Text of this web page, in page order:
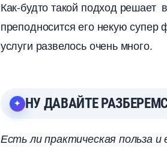
Как-будто такой подход
преподносится его некую
услуги развелось очень много.
НУ ДАВАЙТЕ
Есть ли практическая польза